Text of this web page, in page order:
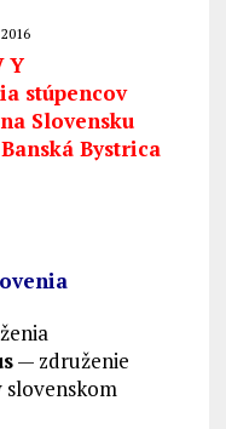
Y
stúpencov
Slovensku
Bystrica
— združenie
slovenskom